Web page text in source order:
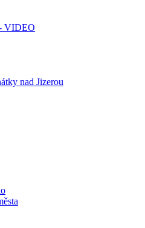
VIDEO
nad Jizerou